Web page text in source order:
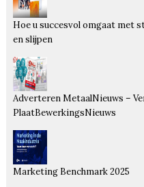
Hoe u succesvol omgaat met
en slijpen
Adverteren MetaalNieuws –
PlaatBewerkingsNieuws
Marketing Benchmark 2025